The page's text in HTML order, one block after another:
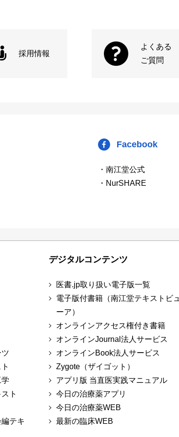
採用情報
よくある
ご質問
Facebook
・南江堂公式
・NurSHARE
ト
テキ
デジタルコンテンツ
医書.jp取り扱い電子版一覧
電子版付書籍（南江堂テキストビュ
ーア）
オンラインアクセス権付き書籍
オンラインJournal法人サービス
オンラインBook法人サービス
Zygote（ザイゴット）
アプリ版 当直医実践マニュアル
今日の治療薬アプリ
今日の治療薬WEB
最新の臨床WEB